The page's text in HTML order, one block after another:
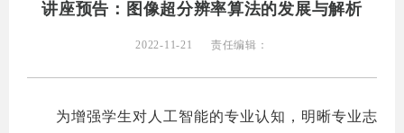
讲座预告：图像超分辨率算法的发展与解析
2022-11-21 责任编辑：
为增强学生对人工智能的专业认知，明晰专业志